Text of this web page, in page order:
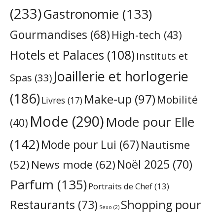
(233)Gastronomie (133)
Gourmandises (68) High-tech (43)
Hotels et Palaces (108) Instituts et
Spas (33) Joaillerie et horlogerie
(186)Livres (17) Make-up (97) Mobilité
(40) Mode (290)Mode pour Elle
(142)Mode pour Lui (67) Nautisme
(52) News mode (62)Noël 2025 (70)
Parfum (135)Portraits de Chef(13)
Restaurants (73) Sexo (2) Shopping pour